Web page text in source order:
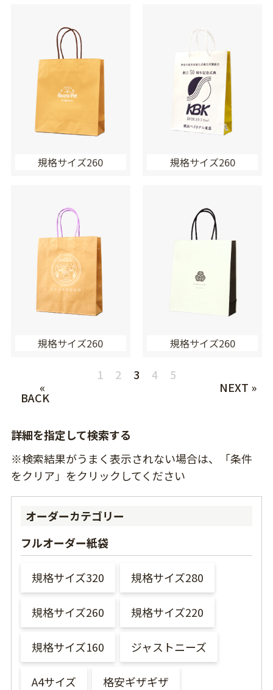
規格サイズ260 規格サイズ260
規格サイズ260 規格サイズ260
«
BACK
1 2 3 4
5
NEXT »
詳細を指定して検索する
※検索結果がうまく表示されない場合は、「条件
をクリア」をクリックしてください
オーダーカテゴリー
フルオーダー紙袋
規格サイズ320 規格サイズ280
規格サイズ260 規格サイズ220
規格サイズ160 ジャストニーズ
A4サイズ 格安ギザギザ